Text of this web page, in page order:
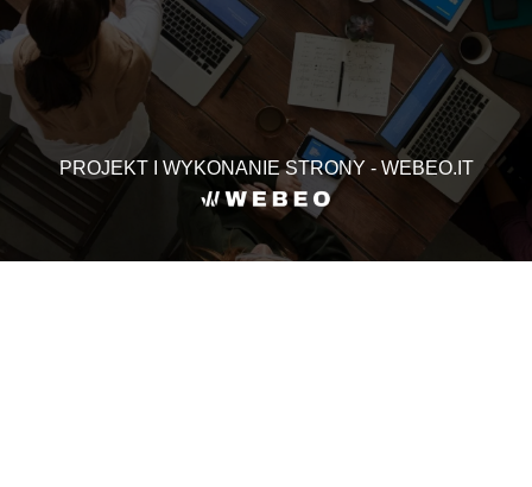
PROJEKT I WYKONANIE STRONY - WEBEO.IT